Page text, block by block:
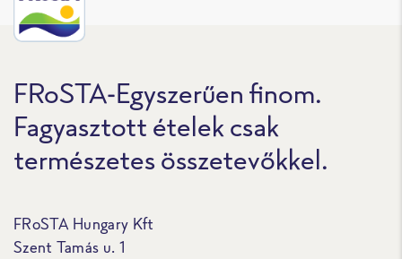
FRoSTA-Egyszerűen finom.
Fagyasztott ételek csak
természetes összetevőkkel.
FRoSTA Hungary Kft
Szent Tamás u. 1